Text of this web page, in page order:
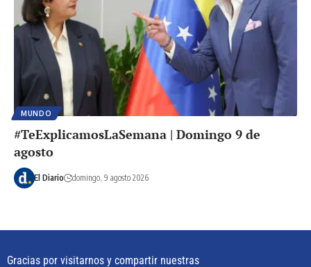
MUNDO
#TeExplicamosLaSemana | Domingo 9 de
agosto
El Diario domingo, 9 agosto 2026
Gracias por visitarnos y compartir nuestras